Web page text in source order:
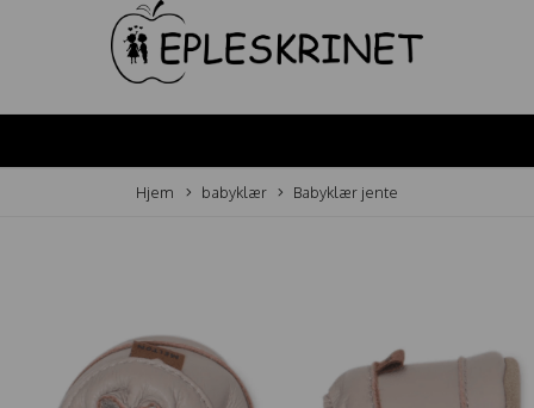
Hjem babyklær Babyklær jente